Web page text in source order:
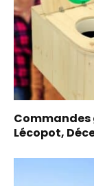
Commandes
Lécopot,